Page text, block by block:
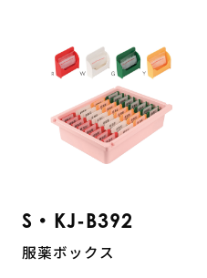
S・KJ-B392
服薬ボックス